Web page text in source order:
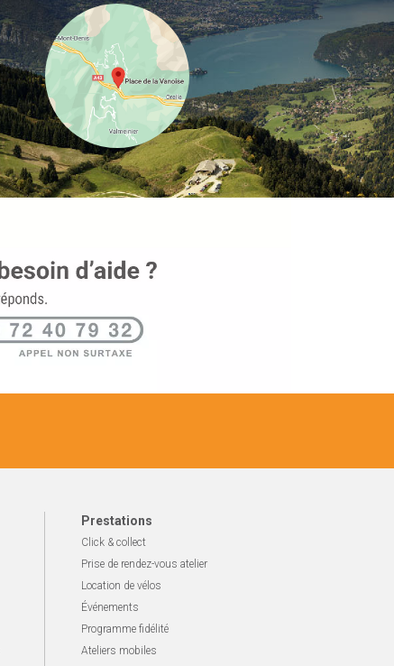
Prestations
Click & collect
Prise de rendez-vous atelier
Location de vélos
Événements
Programme fidélité
Ateliers mobiles